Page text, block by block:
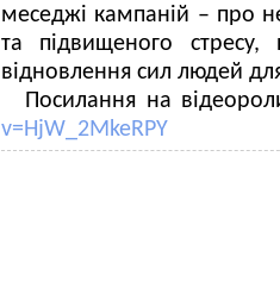
меседжі кампаній – про
та підвищеного
відновлення сил людей
Посилання на
v=HjW_2MkeRPY